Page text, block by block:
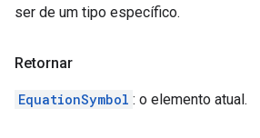
ser de um tipo específico.
Retornar
EquationSymbol : o elemento atual.